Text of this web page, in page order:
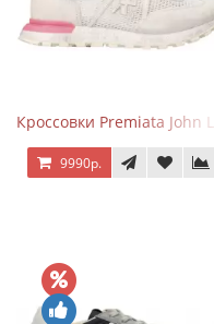
Кроссовки Premiata John
9990р.